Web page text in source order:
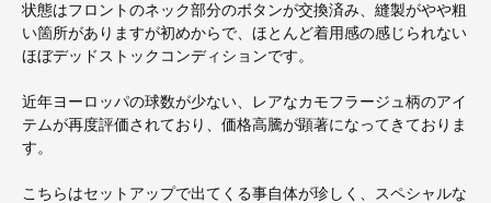
状態はフロントのネック部分のボタンが交換済み、縫製がやや粗
い箇所がありますが初めからで、ほとんど着用感の感じられない
ほぼデッドストックコンディションです。
近年ヨーロッパの球数が少ない、レアなカモフラージュ柄のアイ
テムが再度評価されており、価格高騰が顕著になってきておりま
す。
こちらはセットアップで出てくる事自体が珍しく、スペシャルな